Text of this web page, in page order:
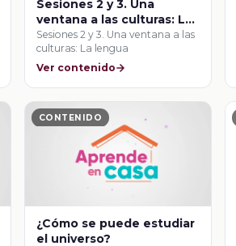
Sesiones 2 y 3. Una
ventana a las culturas: La
lengua
Sesiones 2 y 3. Una ventana a las
culturas: La lengua
Ver contenido
CONTENIDO
¿Cómo se puede estudiar
el universo?